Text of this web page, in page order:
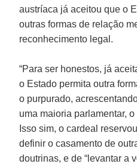
austríaca já aceitou que o
outras formas de relação
reconhecimento legal.
“Para ser honestos, já
o Estado permita outra
o purpurado,
uma maioria parlamentar,
Isso sim, o cardeal
definir o casamento de
doutrinas, e de “levantar a